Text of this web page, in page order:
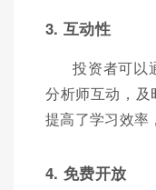
3. 互动性
投资者可以
分析师互动，及
提高了学习效率
4. 免费开放